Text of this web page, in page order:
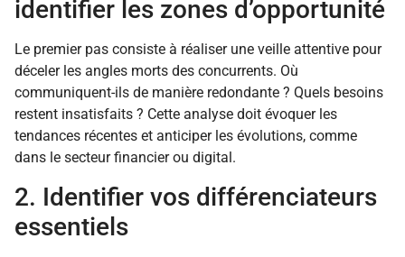
identifier les zones d’opportunité
Le premier pas consiste à réaliser une veille attentive pour
déceler les angles morts des concurrents. Où
communiquent-ils de manière redondante ? Quels besoins
restent insatisfaits ? Cette analyse doit évoquer les
tendances récentes et anticiper les évolutions, comme
dans le secteur financier ou digital.
2. Identifier vos différenciateurs
essentiels